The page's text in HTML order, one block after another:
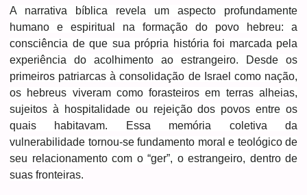
A narrativa bíblica revela um aspecto profundamente
humano e espiritual na formação do povo hebreu: a
consciência de que sua própria história foi marcada pela
experiência do acolhimento ao estrangeiro. Desde os
primeiros patriarcas à consolidação de Israel como nação,
os hebreus viveram como forasteiros em terras alheias,
sujeitos à hospitalidade ou rejeição dos povos entre os
quais habitavam. Essa memória coletiva da
vulnerabilidade tornou-se fundamento moral e teológico de
seu relacionamento com o “ger”, o estrangeiro, dentro de
suas fronteiras.